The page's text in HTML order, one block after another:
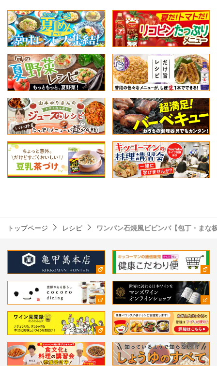
トップページ レシピ ワンパン石焼風ビビンバ【包丁・まな